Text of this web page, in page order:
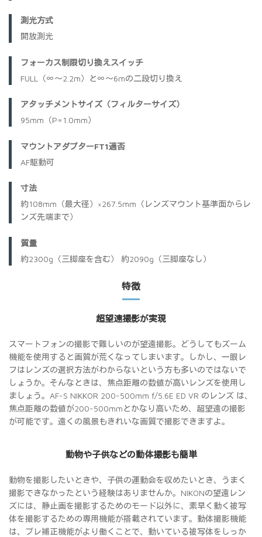
測光方式
開放測光
フォーカス制限切り換えスイッチ
FULL（∞～2.2m）と∞～6mの二段切り換え
アタッチメントサイズ（フィルターサイズ）
95mm（P=1.0mm）
マウントアダプターFT1適否
AF駆動可
寸法
約108mm（最大径）×267.5mm（レンズマウント基準面からレ
ンズ先端まで）
質量
約2300g（三脚座を含む） 約2090g（三脚座なし）
特徴
超望遠撮影が実現
スマートフォンの撮影で難しいのが望遠撮影。どうしてもズーム
機能を使用すると画質が荒くなってしまいます。しかし、一眼レ
フはレンズの選択方法がわからないという方も多いのではないで
しょうか。そんなときは、焦点距離の数値が高いレンズを使用し
ましょう。AF-S NIKKOR 200-500mm f/5.6E ED VR のレンズ は、
焦点距離の数値が200-500mmとかなり高いため、超望遠の撮影
が可能です。遠くの風景もきれいな画質で撮影できますよ。
動物や子供などの動体撮影も簡単
動物を撮影したいときや、子供の運動会を収めたいとき、うまく
撮影できなかったという経験はありませんか。NIKONの望遠レン
ズには、静止画を撮影するためのモード以外に、素早く動く被写
体を撮影するための専用機能が搭載されています。動体撮影機能
は、ブレ補正機能がより働くことで、動いている被写体をしっか